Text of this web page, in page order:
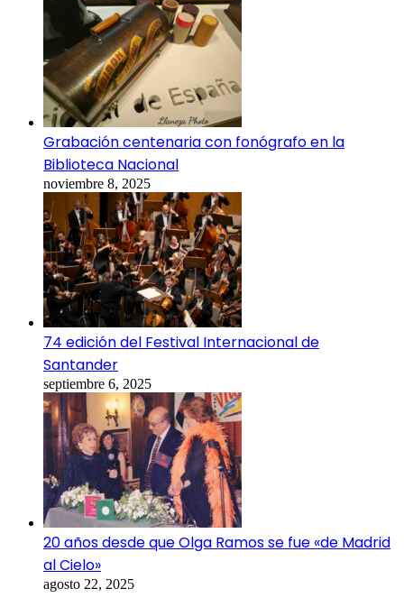
Grabación centenaria con fonógrafo en la
Biblioteca Nacional
noviembre 8, 2025
74 edición del Festival Internacional de
Santander
septiembre 6, 2025
20 años desde que Olga Ramos se fue «de Madrid
al Cielo»
agosto 22, 2025